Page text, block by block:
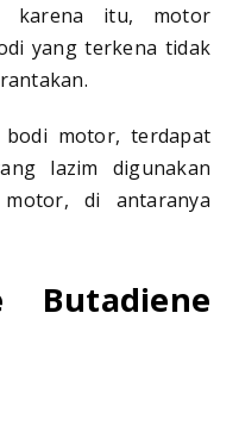
karena itu, motor
yang terkena tidak
motor, terdapat
lazim digunakan
di antaranya
Butadiene